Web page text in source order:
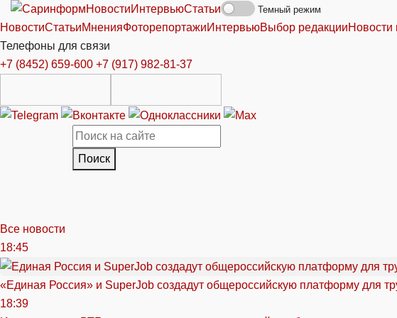
НовостиИнтервьюСтатьи Темный режим
НовостиСтатьиМненияФоторепортажиИнтервьюВыбор редакцииНовости
Телефоны для связи
+7 (8452) 659-600 +7 (917) 982-81-37
Поиск
Все новости
18:45
«Единая Россия» и SuperJob создадут общероссийскую платформу для
18:39